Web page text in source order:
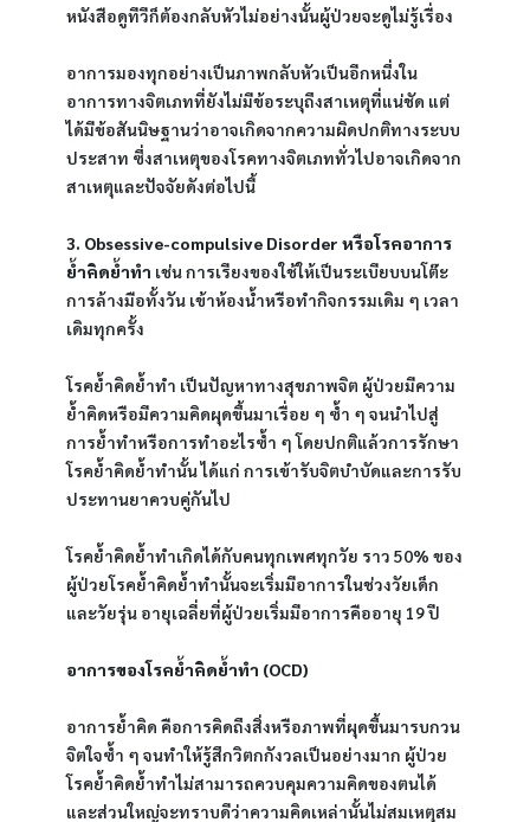
หนังสือดูทีวีก็ต้องกลับหัวไม่อย่างนั้นผู้ป่วยจะดูไม่รู้เรื่อง
อาการมองทุกอย่างเป็นภาพกลับหัวเป็นอีกหนึ่งใน
อาการทางจิตเภทที่ยังไม่มีข้อระบุถึงสาเหตุที่แน่ชัด แต่
ได้มีข้อสันนิษฐานว่าอาจเกิดจากความผิดปกติทางระบบ
ประสาท ซึ่งสาเหตุของโรคทางจิตเภททั่วไปอาจเกิดจาก
สาเหตุและปัจจัยดังต่อไปนี้
3. Obsessive-compulsive Disorder หรือโรคอาการ
ย้ำคิดย้ำทำ เช่น การเรียงของใช้ให้เป็นระเบียบบนโต๊ะ
การล้างมือทั้งวัน เข้าห้องน้ำหรือทำกิจกรรมเดิม ๆ เวลา
เดิมทุกครั้ง
โรคย้ำคิดย้ำทำ เป็นปัญหาทางสุขภาพจิต ผู้ป่วยมีความ
ย้ำคิดหรือมีความคิดผุดขึ้นมาเรื่อย ๆ ซ้ำ ๆ จนนำไปสู่
การย้ำทำหรือการทำอะไรซ้ำ ๆ โดยปกติแล้วการรักษา
โรคย้ำคิดย้ำทำนั้น ได้แก่ การเข้ารับจิตบำบัดและการรับ
ประทานยาควบคู่กันไป
โรคย้ำคิดย้ำทำเกิดได้กับคนทุกเพศทุกวัย ราว 50% ของ
ผู้ป่วยโรคย้ำคิดย้ำทำนั้นจะเริ่มมีอาการในช่วงวัยเด็ก
และวัยรุ่น อายุเฉลี่ยที่ผู้ป่วยเริ่มมีอาการคืออายุ 19 ปี
อาการของโรคย้ำคิดย้ำทำ (OCD)
อาการย้ำคิด คือการคิดถึงสิ่งหรือภาพที่ผุดขึ้นมารบกวน
จิตใจซ้ำ ๆ จนทำให้รู้สึกวิตกกังวลเป็นอย่างมาก ผู้ป่วย
โรคย้ำคิดย้ำทำไม่สามารถควบคุมความคิดของตนได้
และส่วนใหญ่จะทราบดีว่าความคิดเหล่านั้นไม่สมเหตุสม